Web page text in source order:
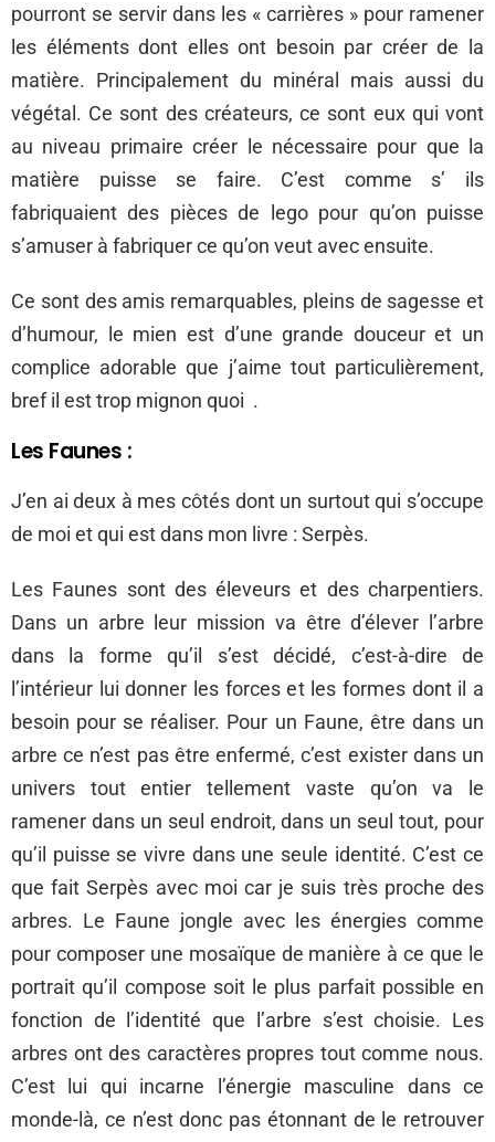
pourront se servir dans les « carrières » pour ramener
les éléments dont elles ont besoin par créer de la
matière. Principalement du minéral mais aussi du
végétal. Ce sont des créateurs, ce sont eux qui vont
au niveau primaire créer le nécessaire pour que la
matière puisse se faire. C’est comme s’ ils
fabriquaient des pièces de lego pour qu’on puisse
s’amuser à fabriquer ce qu’on veut avec ensuite.
Ce sont des amis remarquables, pleins de sagesse et
d’humour, le mien est d’une grande douceur et un
complice adorable que j’aime tout particulièrement,
bref il est trop mignon quoi .
Les Faunes :
J’en ai deux à mes côtés dont un surtout qui s’occupe
de moi et qui est dans mon livre : Serpès.
Les Faunes sont des éleveurs et des charpentiers.
Dans un arbre leur mission va être d’élever l’arbre
dans la forme qu’il s’est décidé, c’est-à-dire de
l’intérieur lui donner les forces et les formes dont il a
besoin pour se réaliser. Pour un Faune, être dans un
arbre ce n’est pas être enfermé, c’est exister dans un
univers tout entier tellement vaste qu’on va le
ramener dans un seul endroit, dans un seul tout, pour
qu’il puisse se vivre dans une seule identité. C’est ce
que fait Serpès avec moi car je suis très proche des
arbres. Le Faune jongle avec les énergies comme
pour composer une mosaïque de manière à ce que le
portrait qu’il compose soit le plus parfait possible en
fonction de l’identité que l’arbre s’est choisie. Les
arbres ont des caractères propres tout comme nous.
C’est lui qui incarne l’énergie masculine dans ce
monde-là, ce n’est donc pas étonnant de le retrouver